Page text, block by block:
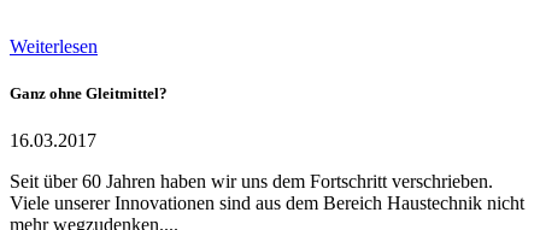
Weiterlesen
Ganz ohne Gleitmittel?
16.03.2017
Seit über 60 Jahren haben wir uns dem Fortschritt verschrieben.
Viele unserer Innovationen sind aus dem Bereich Haustechnik nicht
mehr wegzudenken....